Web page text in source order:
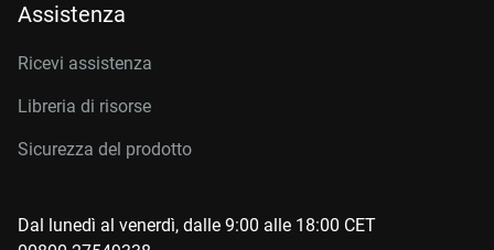
Assistenza
Ricevi assistenza
Libreria di risorse
Sicurezza del prodotto
Dal lunedì al venerdì, dalle 9:00 alle 18:00 CET